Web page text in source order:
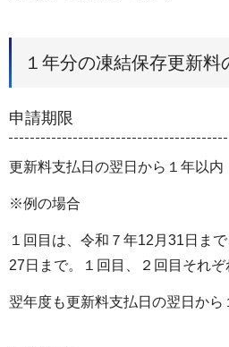
１年分の凍結保存更新料
申請期限
更新料支払日の翌日から１年以内
※例の場合
１回目は、令和７年12月31日ま
27日まで。１回目、２回目それぞ
翌年度も更新料支払日の翌日から